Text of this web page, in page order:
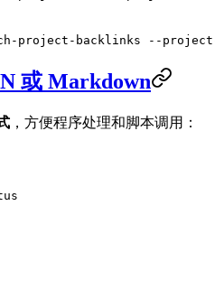
project-backlinks --
或 Markdown
，方便程序处理和脚本调用：